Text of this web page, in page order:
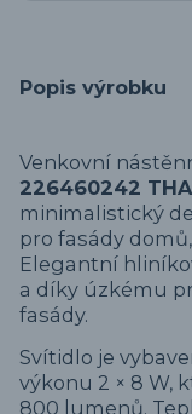
Popis výrobku
Venkovní
226460242
minimalistický
pro fasády
Elegantní
a díky úzkému
fasády.
Svítidlo je
výkonu 2 × 8 W,
800 lumenů.